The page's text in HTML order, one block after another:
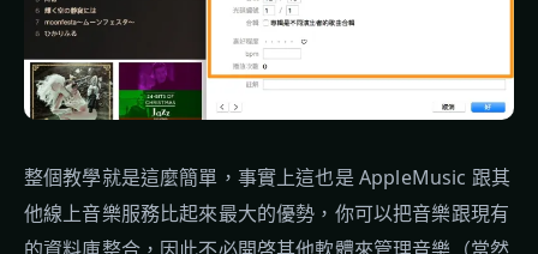
整個教學就是這麼簡單，事實上這也是 AppleMusic 跟其
他線上音樂服務比起來最大的優勢，你可以把音樂跟現有
的資料庫整合，因此不必開啓其他軟體來管理音樂（當然